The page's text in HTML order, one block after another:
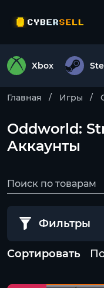
Xbox
Главная Игры
Oddworld:
Аккаунты
Фильтры
Сортировать